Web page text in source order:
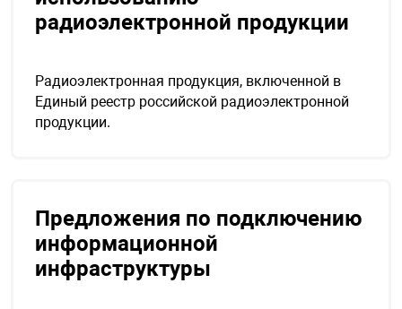
оборудование
радиоэлектронной продукции
Радиоэлектронная продукция, включенной в
Единый реестр российской радиоэлектронной
продукции.
Предложения по подключению
информационной
инфраструктуры